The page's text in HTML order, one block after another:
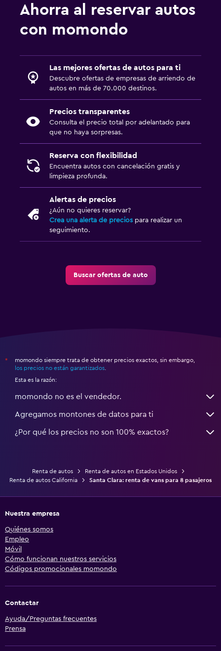
Ahorra al reservar autos
con momondo
Las mejores ofertas de autos para ti
Descubre ofertas de empresas de arriendo de
autos en más de 70.000 destinos.
Precios transparentes
Consulta el precio total por adelantado para
que no haya sorpresas.
Reserva con flexibilidad
Encuentra autos con cancelación gratis y
limpieza profunda.
Alertas de precios
¿Aún no quieres reservar?
Crea una alerta de precios para realizar un
seguimiento.
Buscar ofertas de auto
*
momondo siempre trata de obtener precios exactos, sin embargo,
los precios no están garantizados
Esta es la razón:
momondo no es el vendedor.
Agregamos montones de datos para ti
¿Por qué los precios no son 100% exactos?
Renta de autos
Renta de autos en Estados Unidos
Renta de autos California
Santa Clara: renta de vans para 8 pasajeros
Nuestra empresa
Quiénes somos
Empleo
Móvil
Cómo funcionan nuestros servicios
Códigos promocionales momondo
Contactar
Ayuda/Preguntas frecuentes
Prensa